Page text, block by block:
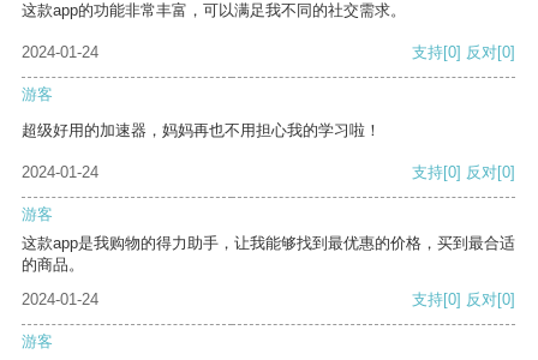
这款app的功能非常丰富，可以满足我不同的社交需求。
2024-01-24 支持[0] 反对[0]
游客
超级好用的加速器，妈妈再也不用担心我的学习啦！
2024-01-24 支持[0] 反对[0]
游客
这款app是我购物的得力助手，让我能够找到最优惠的价格，买到最合适
的商品。
2024-01-24
支持[0] 反对[0]
游客